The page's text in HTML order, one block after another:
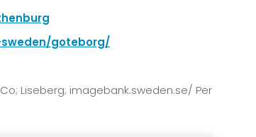
goteborg/
Liseberg; imagebank.sweden.se/ Per